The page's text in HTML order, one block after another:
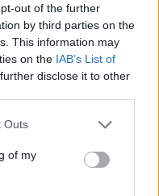
out of the further
by third parties on the
This information may
on the IAB’s List of
disclose it to other
one or more Google
You may click to
its third-party tags to
in below Google
Outs
of my